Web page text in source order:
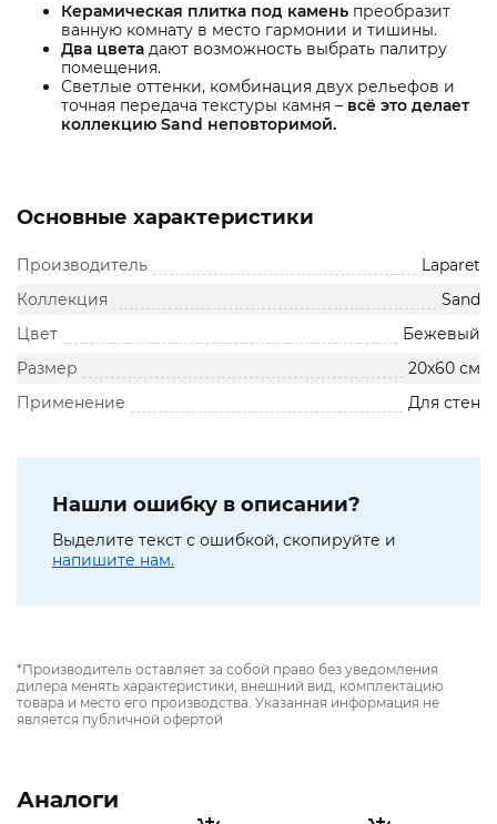
Керамическая плитка под камень преобразит
ванную комнату в место гармонии и тишины.
Два цвета дают возможность выбрать палитру
помещения.
Светлые оттенки, комбинация двух рельефов и
точная передача текстуры камня – всё это делает
коллекцию Sand неповторимой.
Основные характеристики
Производитель
Laparet
Коллекция
Sand
Цвет
Бежевый
Размер
20х60 см
Применение
Для стен
Нашли ошибку в описании?
Выделите текст с ошибкой, скопируйте и
напишите нам.
*Производитель оставляет за собой право без уведомления
дилера менять характеристики, внешний вид, комплектацию
товара и место его производства. Указанная информация не
является публичной офертой
Аналоги